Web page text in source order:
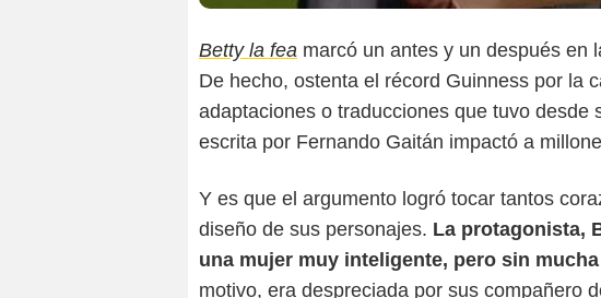
Betty la fea marcó un antes y un después en
De hecho, ostenta el récord Guinness por la
adaptaciones o traducciones que tuvo desde
escrita por Fernando Gaitán impactó a
Y es que el argumento logró tocar tantos
diseño de sus personajes. La protagonista,
una mujer muy inteligente, pero sin
motivo, era despreciada por sus compañero